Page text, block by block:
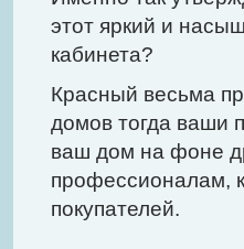
этот яркий и
кабинета?
Красный весьма
домов тогда ваши
ваш дом на фоне
профессионалам,
покупателей.